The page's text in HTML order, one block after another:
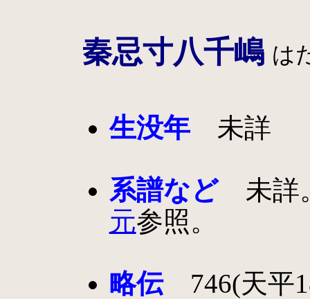
秦忌寸八千嶋 は
生没年未詳
系譜など未詳
元参照。
略伝746(天平